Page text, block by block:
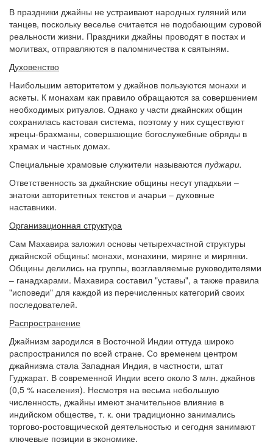
В праздники джайны не устраивают народных гуляний или
танцев, поскольку веселье считается не подобающим суровой
реальности жизни. Праздники джайны проводят в постах и
молитвах, отправляются в паломничества к святыням.
Духовенство
Наибольшим авторитетом у джайнов пользуются монахи и
аскеты. К монахам как правило обращаются за совершением
необходимых ритуалов. Однако у части джайнских общин
сохранилась кастовая система, поэтому у них существуют
жрецы-брахманы, совершающие богослужебные обряды в
храмах и частных домах.
Специальные храмовые служители называются пуджари.
Ответственность за джайнские общины несут упадхьяи –
знатоки авторитетных текстов и ачарьи – духовные
наставники.
Организационная структура
Сам Махавира заложил основы четырехчастной структуры
джайнской общины: монахи, монахини, миряне и мирянки.
Общины делились на группы, возглавляемые руководителями
– ганадхарами. Махавира составил "уставы", а также правила
"исповеди" для каждой из перечисленных категорий своих
последователей.
Распространение
Джайнизм зародился в Восточной Индии оттуда широко
распространился по всей стране. Со временем центром
джайнизма стала Западная Индия, в частности, штат
Гуджарат. В современной Индии всего около 3 млн. джайнов
(0,5 % населения). Несмотря на весьма небольшую
численность, джайны имеют значительное влияние в
индийском обществе, т. к. они традиционно занимались
торгово-ростовщической деятельностью и сегодня занимают
ключевые позиции в экономике.